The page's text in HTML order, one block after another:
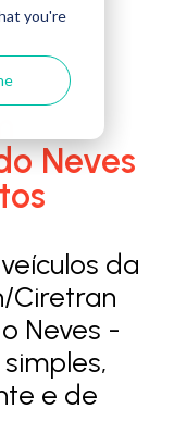
you're
Neves
da
Ciretran
Neves -
e de